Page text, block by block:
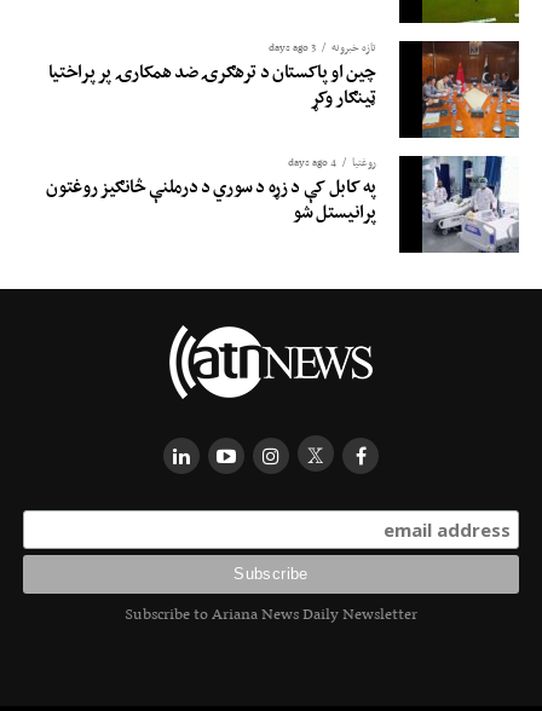
تازه خبرونه 3 days ago
چین او پاکستان د ترهګرۍ ضد همکارۍ پر پراختیا
ټینګار وکړ
روغتيا 4 days ago
په کابل کې د زړه د سوري د درملنې څانګیز روغتون
پرانیستل شو
Subscribe to Ariana News Daily Newsletter